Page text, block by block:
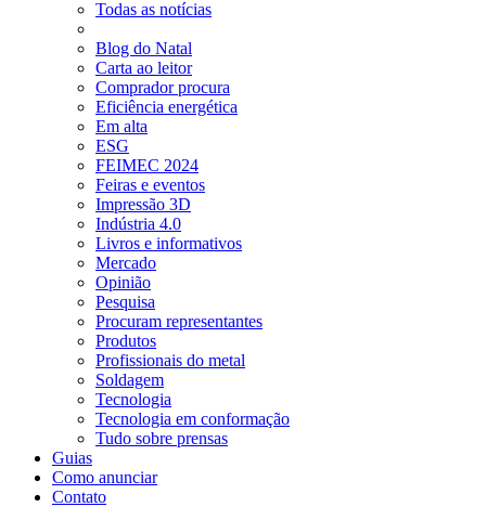
Todas as notícias
Blog do Natal
Carta ao leitor
Comprador procura
Eficiência energética
Em alta
ESG
FEIMEC 2024
Feiras e eventos
Impressão 3D
Indústria 4.0
Livros e informativos
Mercado
Opinião
Pesquisa
Procuram representantes
Produtos
Profissionais do metal
Soldagem
Tecnologia
Tecnologia em conformação
Tudo sobre prensas
Guias
Como anunciar
Contato